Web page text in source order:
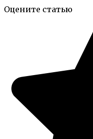
Оцените статью